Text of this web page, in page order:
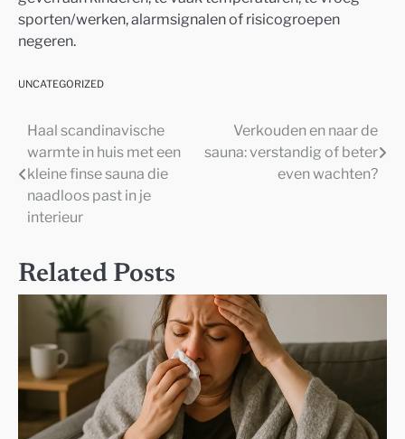
sporten/werken, alarmsignalen of risicogroepen
negeren.
UNCATEGORIZED
Post
navigation
Haal scandinavische
warmte in huis met een
kleine finse sauna die
naadloos past in je
interieur
Verkouden en naar de
sauna: verstandig of beter
even wachten?
Related Posts